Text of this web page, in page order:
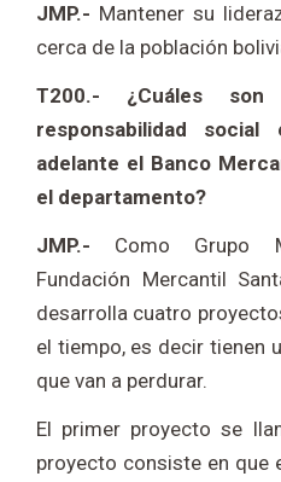
JMP.- Mantener su
cerca de la población
T200.- ¿Cuáles
responsabilidad social
adelante el Banco
el departamento?
JMP.- Como Grupo
Fundación Mercantil
desarrolla cuatro
el tiempo, es decir tienen
que van a perdurar.
El primer proyecto se
proyecto consiste en que